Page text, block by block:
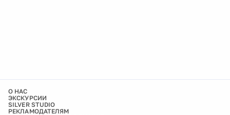
О НАС
ЭКСКУРСИИ
SILVER STUDIO
РЕКЛАМОДАТЕЛЯМ